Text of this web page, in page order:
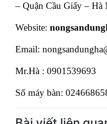
– Quận Cầu Giấy – Hà
Website:
Email:
Mr.Hà : 0901539693
Số máy bàn: